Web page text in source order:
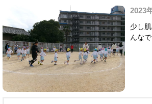
2023
少し
んな